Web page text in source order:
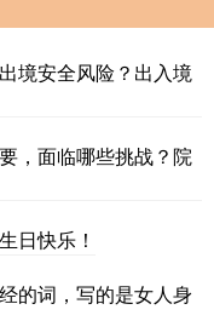
境安全风险？出入境
，面临哪些挑战？院
日快乐！
的词，写的是女人身